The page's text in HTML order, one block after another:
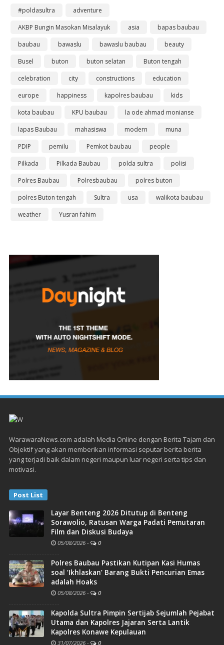
#poldasultra
adventure
AKBP Bungin Masokan Misalayuk
asia
bapas baubau
baubau
bawaslu bawaslu baubau
beauty
Busel
buton buton selatan
Buton tengah
celebration
city constructions
education
europe
happiness kapolres baubau
kids
kota baubau
KPU baubau
la ode ahmad monianse
lapas Baubau
mahasiswa modern
muna
PDIP
pemilu Pemkot baubau
people
Pilkada
Pilkada Baubau polda sultra
polisi
Polres Baubau
Polresbaubau
polres buton
polres Buton tengah
Sultra usa
walikota baubau
weather
Yusran fahim
WarawaraNews.com adalah Media Online dengan Berita Tajam dan
Objektif yang akan memberikan informasi seputar berita berita
yang terjadi baik dalam negeri maupun luar negeri serta tips dan
motivasi.
Post List
Layar Benteng 2026 Ditutup di Benteng
Sorawolio, Ratusan Warga Padati Pemutaran
Film dan Diskusi Budaya
05/08/2026 - 0
Polres Baubau Pastikan Kutipan Kasi Humas
soal ‘Ikhlaskan’ Barang Bukti Pencurian Emas
adalah Hoaks
05/08/2026 - 0
Kapolda Sultra Pimpin Sertijab Sejumlah Pejabat
Utama dan Kapolres Jajaran Serta Lantik
Kapolres Konawe Kepulauan
31/07/2026 - 0